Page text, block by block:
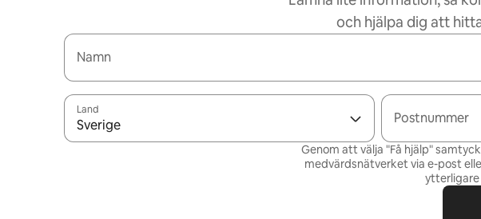
och hjälpa dig att
Namn
Land
Sverige Postnummer
Genom att välja "Få hjälp"
medvärdsnätverket via e-post
ytterligare